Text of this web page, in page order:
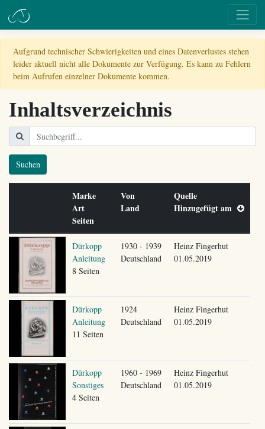
Aufgrund technischer Schwierigkeiten und eines Datenverlustes stehen
leider aktuell nicht alle Dokumente zur Verfügung. Es kann zu Fehlern
beim Aufrufen einzelner Dokumente kommen.
Inhaltsverzeichnis
Suchen
Marke
Art
Seiten
Von
Land
Quelle
Hinzugefügt am
Dürkopp
Anleitung
8 Seiten
1930 - 1939
Deutschland
Heinz Fingerhut
01.05.2019
Dürkopp
Anleitung
11 Seiten
1924
Deutschland
Heinz Fingerhut
01.05.2019
Dürkopp
Sonstiges
4 Seiten
1960 - 1969
Deutschland
Heinz Fingerhut
01.05.2019